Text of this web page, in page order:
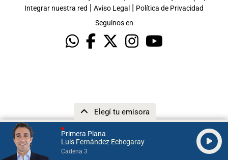
Primera Plana
Luis Fernández Echegaray
Cadena 3
Elegí tu emisora
Integrar nuestra red | Aviso Legal | Política de Privacidad
Seguinos en